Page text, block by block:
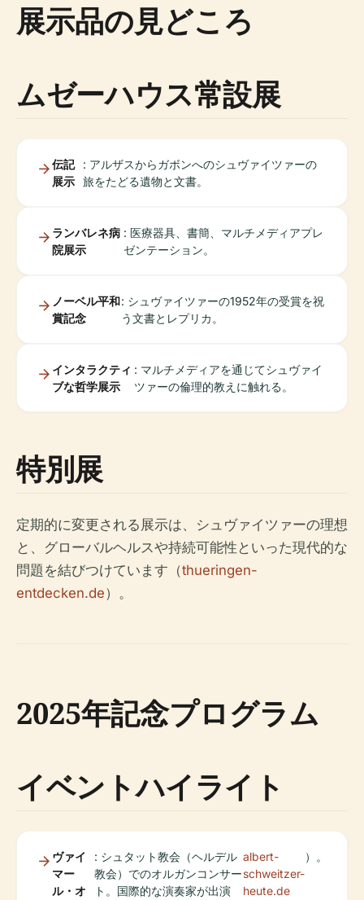
展示品の見どころ
ムゼーハウス常設展
伝記
展示
: アルザスからガボンへのシュヴァイツァーの
旅をたどる遺物と文書。
ランバレネ病
院展示
: 医療器具、書簡、マルチメディアプレ
ゼンテーション。
ノーベル平和
賞記念
: シュヴァイツァーの1952年の受賞を祝
う文書とレプリカ。
インタラクティ
ブな哲学展示
: マルチメディアを通じてシュヴァイ
ツァーの倫理的教えに触れる。
特別展
定期的に変更される展示は、シュヴァイツァーの理想
と、グローバルヘルスや持続可能性といった現代的な
問題を結びつけています（thueringen-
entdecken.de）。
2025年記念プログラム
イベントハイライト
ヴァイ
マー
ル・オ
: シュタット教会（ヘルデル
教会）でのオルガンコンサー
ト。国際的な演奏家が出演
albert-
schweitzer-
heute.de
）。